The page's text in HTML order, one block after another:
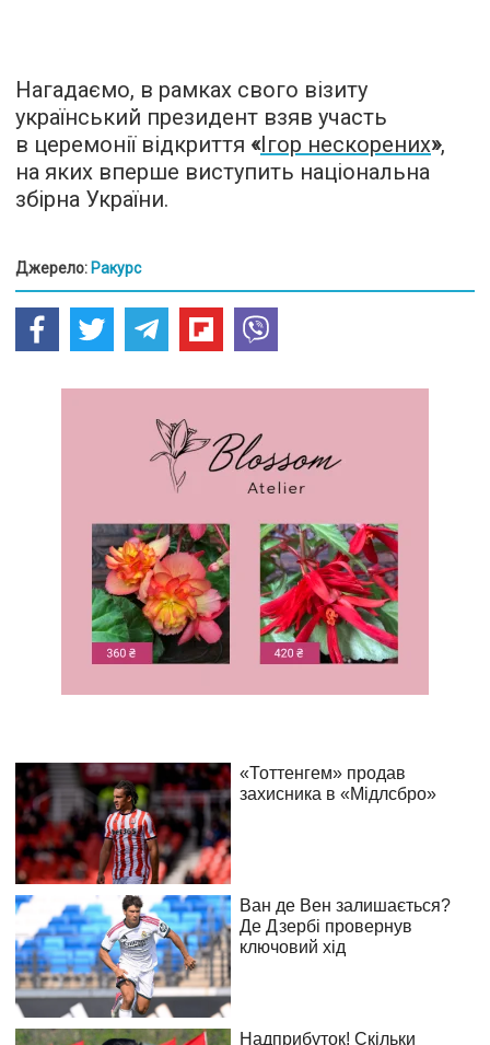
Нагадаємо, в рамках свого візиту
український президент взяв участь
в церемонії відкриття «Ігор нескорених»,
на яких вперше виступить національна
збірна України.
Джерело: Ракурс